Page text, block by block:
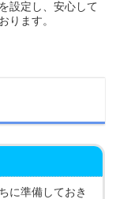
設定し、安心して
ります。
に準備しておき